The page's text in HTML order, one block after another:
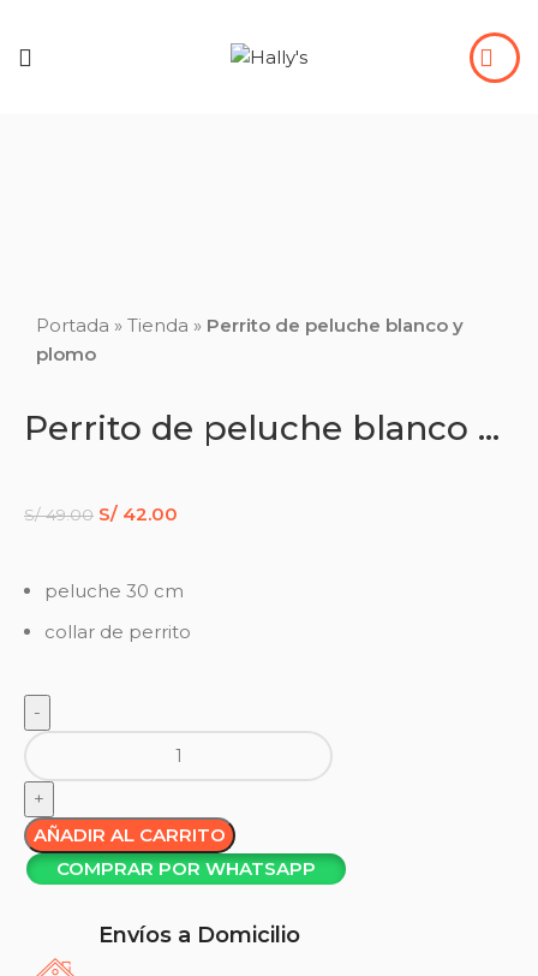
Portada »Tienda » Perrito de peluche blanco y
plomo
Perrito de peluche blanco y plomo
S/49.00 S/ 42.00
peluche 30 cm
collar de perrito
AÑADIR AL CARRITO
COMPRAR POR WHATSAPP
Envíos a Domicilio